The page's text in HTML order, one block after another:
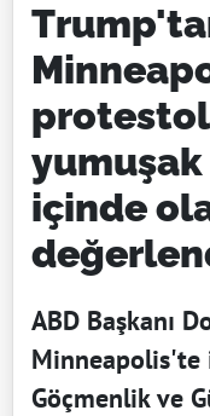
yumuşak
içinde
ABD Başkanı
Minneapolis'te
Göçmenlik ve